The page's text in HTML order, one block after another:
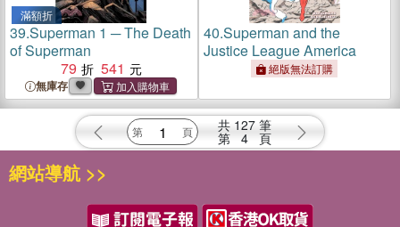
滿額折
39.Superman 1 ─ The Death
of Superman
79
541
無庫存
40.Superman and the
Justice League America
絕版無法訂購
共 127 筆
第 4 頁
網站導航 >>